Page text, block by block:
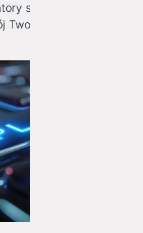
stron i zamknięte
Twojej firmy i jak